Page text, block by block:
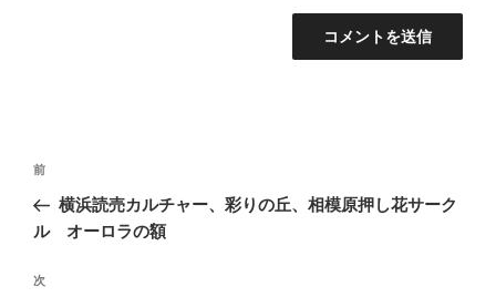
投
ナ
ゲ
前
の
投
前
横浜読売カルチャー、彩りの丘、相模原押し花サーク
ル オーロラの額
次
次